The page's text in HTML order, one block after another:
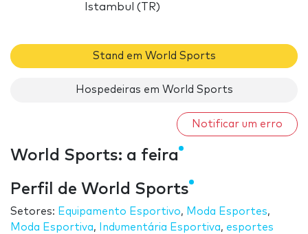
Istambul (TR)
Stand em World Sports
Hospedeiras em World Sports
Notificar um erro
World Sports: a feira
Perfil de World Sports
Setores: Equipamento Esportivo, Moda Esportes,
Moda Esportiva, Indumentária Esportiva, esportes